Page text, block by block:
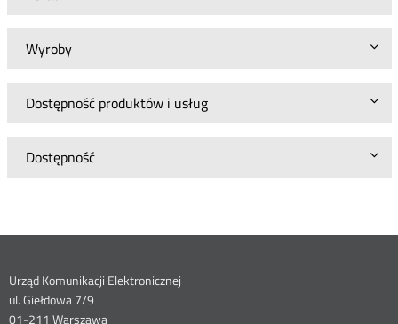
Wyroby
Dostępność produktów i usług
Dostępność
Dane
Urząd Komunikacji Elektronicznej
ul. Giełdowa 7/9
01-211 Warszawa